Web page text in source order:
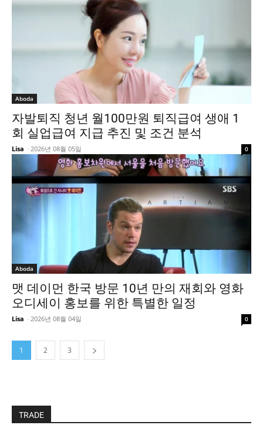
Aboda
자발퇴직 청년 월100만원 퇴직급여 생애 1
회 실업급여 지급 추진 및 조건 분석
Lisa - 2026년 08월 05일 0
Aboda
맷 데이먼 한국 방문 10년 만의 재회와 영화
오디세이 홍보를 위한 특별한 일정
Lisa - 2026년 08월 04일 0
1 2 3
TRADE